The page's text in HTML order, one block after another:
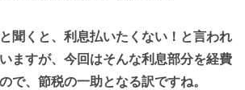
聞くと、利息払いたくない！と言われ
ますが、今回はそんな利息部分を経費
で、節税の一助となる訳ですね。